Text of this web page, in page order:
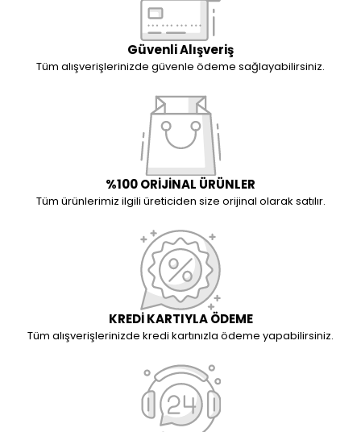
Güvenli Alışveriş
Tüm alışverişlerinizde güvenle ödeme sağlayabilirsiniz.
%100 ORİJİNAL ÜRÜNLER
Tüm ürünlerimiz ilgili üreticiden size orijinal olarak satılır.
KREDİ KARTIYLA ÖDEME
Tüm alışverişlerinizde kredi kartınızla ödeme yapabilirsiniz.